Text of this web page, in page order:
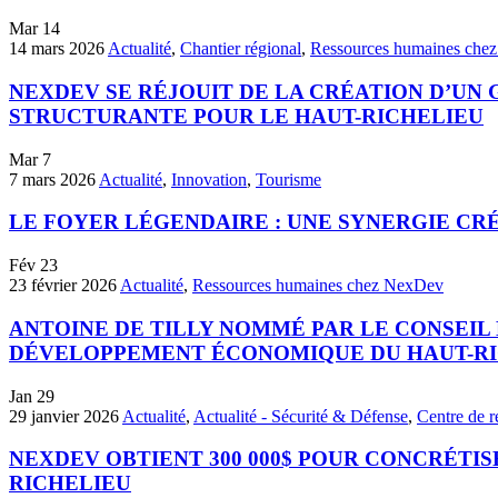
Mar 14
14 mars 2026 Actualité, Chantier régional, Ressources humaines
NEXDEV SE RÉJOUIT DE LA CRÉATION
STRUCTURANTE POUR LE HAUT-RICHELIEU
Mar 7
7 mars 2026 Actualité, Innovation, Tourisme
LE FOYER LÉGENDAIRE : UNE SYNERGIE
Fév 23
23 février 2026 Actualité, Ressources humaines chez NexDev
ANTOINE DE TILLY NOMMÉ PAR LE
DÉVELOPPEMENT ÉCONOMIQUE DU HAUT-
Jan 29
29 janvier 2026 Actualité, Actualité - Sécurité & Défense, Centre de
NEXDEV OBTIENT 300 000$ POUR
RICHELIEU